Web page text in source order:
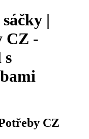
|
CZ -
s
CZ